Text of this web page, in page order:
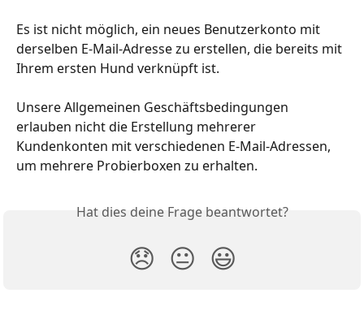
Es ist nicht möglich, ein neues Benutzerkonto mit
derselben E-Mail-Adresse zu erstellen, die bereits mit
Ihrem ersten Hund verknüpft ist.
Unsere Allgemeinen Geschäftsbedingungen
erlauben nicht die Erstellung mehrerer
Kundenkonten mit verschiedenen E-Mail-Adressen,
um mehrere Probierboxen zu erhalten.
Hat dies deine Frage beantwortet?
😞 😐 😃